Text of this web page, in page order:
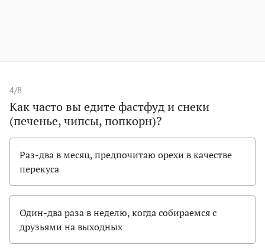
4/8
Как часто вы едите фастфуд и снеки
(печенье, чипсы, попкорн)?
Раз-два в месяц, предпочитаю орехи в качестве
перекуса
Один-два раза в неделю, когда собираемся с
друзьями на выходных